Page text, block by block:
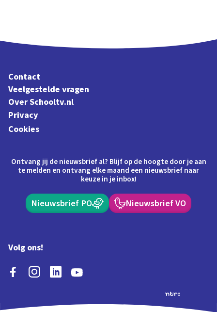
Contact
Veelgestelde vragen
Over Schooltv.nl
Privacy
Cookies
Ontvang jij de nieuwsbrief al? Blijf op de hoogte door je aan
te melden en ontvang elke maand een nieuwsbrief naar
keuze in je inbox!
Nieuwsbrief PO Nieuwsbrief VO
Volg ons!